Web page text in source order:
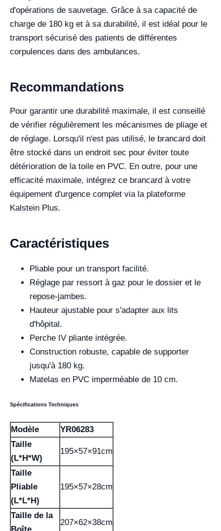
d'opérations de sauvetage. Grâce à sa capacité de
charge de 180 kg et à sa durabilité, il est idéal pour le
transport sécurisé des patients de différentes
corpulences dans des ambulances.
Recommandations
Pour garantir une durabilité maximale, il est conseillé
de vérifier régulièrement les mécanismes de pliage et
de réglage. Lorsqu'il n'est pas utilisé, le brancard doit
être stocké dans un endroit sec pour éviter toute
détérioration de la toile en PVC. En outre, pour une
efficacité maximale, intégrez ce brancard à votre
équipement d'urgence complet via la plateforme
Kalstein Plus.
Caractéristiques
Pliable pour un transport facilité.
Réglage par ressort à gaz pour le dossier et le
repose-jambes.
Hauteur ajustable pour s'adapter aux lits
d'hôpital.
Perche IV pliante intégrée.
Construction robuste, capable de supporter
jusqu'à 180 kg.
Matelas en PVC imperméable de 10 cm.
Spécifications Techniques
Modèle
YR06283
Taille
(L*H*W)
195×57×91cm
Taille
Pliable
(L*L*H)
195×57×28cm
Taille de la
207×62×38cm